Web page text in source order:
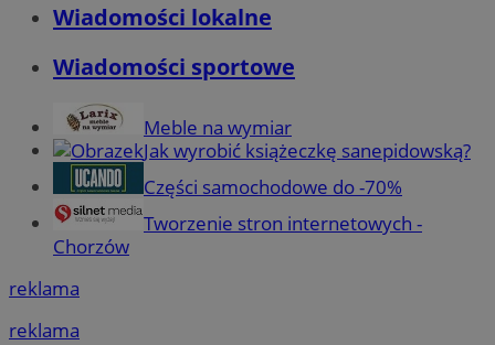
Wiadomości lokalne
Wiadomości sportowe
Meble na wymiar
Jak wyrobić książeczkę sanepidowską?
Części samochodowe do -70%
Tworzenie stron internetowych -
Chorzów
reklama
reklama